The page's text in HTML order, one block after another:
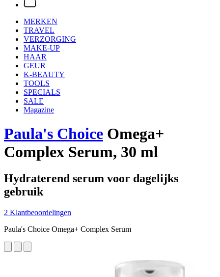
MERKEN
TRAVEL
VERZORGING
MAKE-UP
HAAR
GEUR
K-BEAUTY
TOOLS
SPECIALS
SALE
Magazine
Paula's Choice Omega+
Complex Serum, 30 ml
Hydraterend serum voor dagelijks
gebruik
2 Klantbeoordelingen
Paula's Choice Omega+ Complex Serum